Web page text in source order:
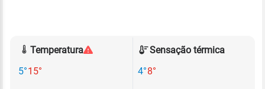
Temperatura
5°15°
Sensação térmica
4°8°